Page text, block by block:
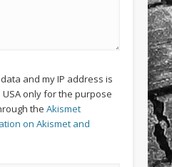
and my IP address is
only for the purpose
the Akismet
on Akismet and